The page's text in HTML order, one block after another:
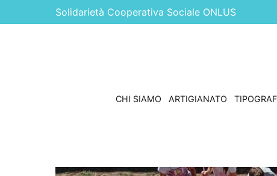
al
Solidarietà Cooperativa Sociale ONLUS
CHI SIAMO ARTIGIANATO